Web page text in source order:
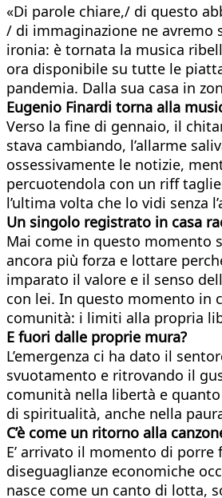
«Di parole chiare,/ di questo
/ di immaginazione ne avremo
ironia: è tornata la musica
ora disponibile su tutte le
pandemia. Dalla sua casa in
Eugenio Finardi torna alla
Verso la fine di gennaio, il
stava cambiando, l’allarme
ossessivamente le notizie,
percuotendola con un riff
l’ultima volta che lo vidi senza
Un singolo registrato in casa
Mai come in questo momento
ancora più forza e lottare
imparato il valore e il senso
con lei. In questo momento in
comunità: i limiti alla propria
E fuori dalle proprie mura?
L’emergenza ci ha dato il
svuotamento e ritrovando il
comunità nella libertà e
di spiritualità, anche nella
C’è come un ritorno alla
E’ arrivato il momento di
diseguaglianze economiche
nasce come un canto di lotta,